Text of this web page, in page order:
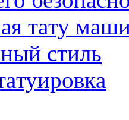
тaту
стиль